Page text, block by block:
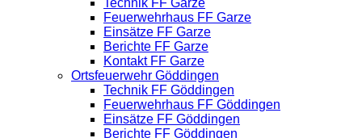
Feuerwehrhaus FF Garze
Einsätze FF Garze
Berichte FF Garze
Kontakt FF Garze
Ortsfeuerwehr Göddingen
Technik FF Göddingen
Feuerwehrhaus FF Göddingen
Einsätze FF Göddingen
Berichte FF Göddingen